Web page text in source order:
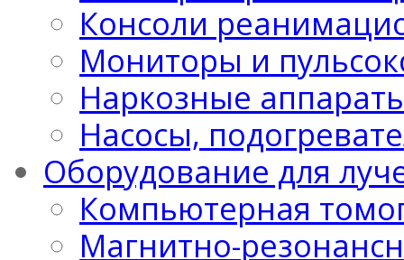
Консоли
Мониторы и
Наркозные
Насосы,
Оборудование для
Компьютерная
Магнитно-